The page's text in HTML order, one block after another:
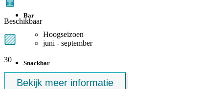
Bar
Hoogseizoen
juni - september
Snackbar
Alleen hoogseizoen
Beschikbaar
30
Bekijk meer informatie